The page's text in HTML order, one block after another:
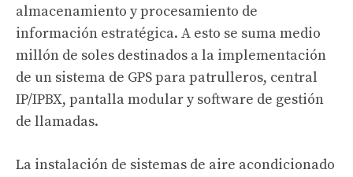
almacenamiento y procesamiento de
información estratégica. A esto se suma medio
millón de soles destinados a la implementación
de un sistema de GPS para patrulleros, central
IP/IPBX, pantalla modular y software de gestión
de llamadas.
La instalación de sistemas de aire acondicionado